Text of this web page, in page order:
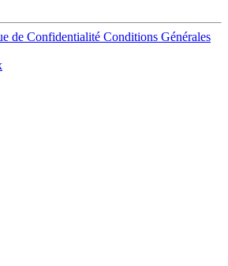
de Confidentialité Conditions Générales